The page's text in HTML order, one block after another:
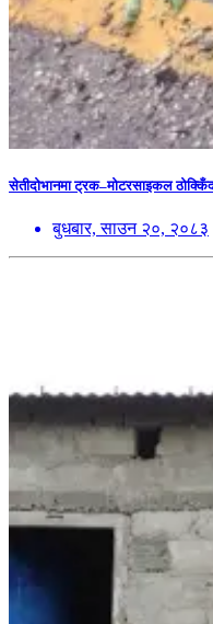
सेतीदोभानमा ट्रक–मोटरसाइकल
बुधबार, साउन २०, २०८३